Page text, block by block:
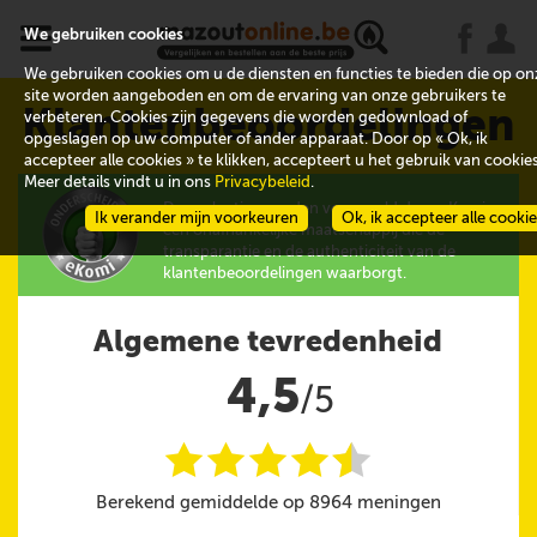
x
Klantenbeoordelingen
De evaluaties worden verzameld door eKomi,
een onafhankelijke maatschappij die de
transparantie en de authenticiteit van de
klantenbeoordelingen waarborgt.
Algemene tevredenheid
4,5/5
iiiii
@
Berekend gemiddelde op 8964 meningen
We gebruiken cookies
We gebruiken cookies om u de diensten en functies te bieden die op
site worden aangeboden en om de ervaring van onze gebruikers te
verbeteren. Cookies zijn gegevens die worden gedownload of
opgeslagen op uw computer of ander apparaat. Door op « Ok, ik
accepteer alle cookies » te klikken, accepteert u het gebruik van
Meer details vindt u in ons Privacybeleid .
Ok, ik accepteer alle
Ik verander mijn voorkeuren